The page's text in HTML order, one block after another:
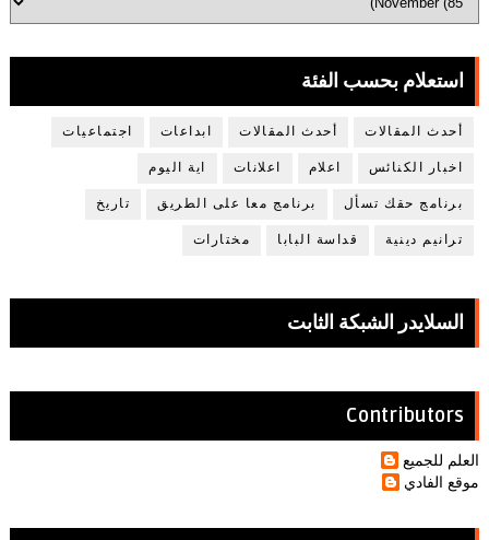
استعلام بحسب الفئة
أحدث المقالات أحدث المقالات ابداعات اجتماعيات
اخبار الكنائس اعلام اعلانات اية اليوم
برنامج حقك تسأل برنامج معا على الطريق تاريخ
ترانيم دينية قداسة البابا مختارات
السلايدر الشبكة الثابت
Contributors
العلم للجميع
موقع الفادي